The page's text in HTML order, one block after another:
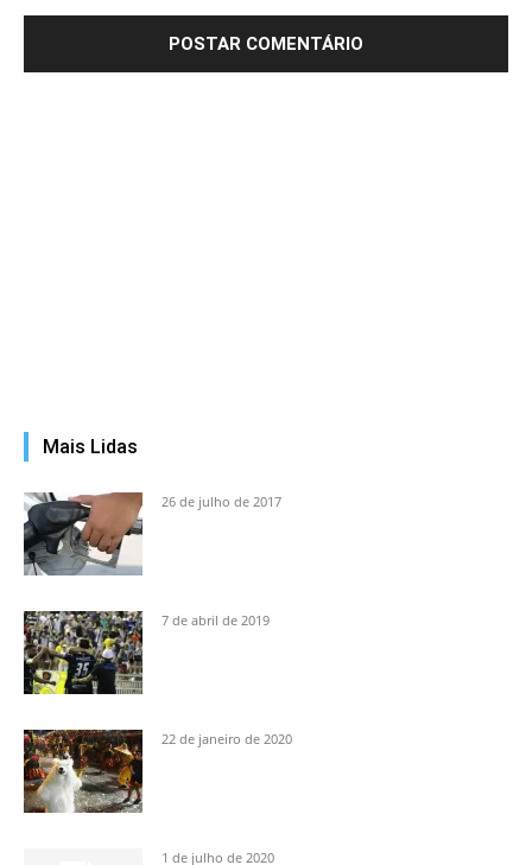
Mais Lidas
26 de julho de 2017
7 de abril de 2019
22 de janeiro de 2020
1 de julho de 2020